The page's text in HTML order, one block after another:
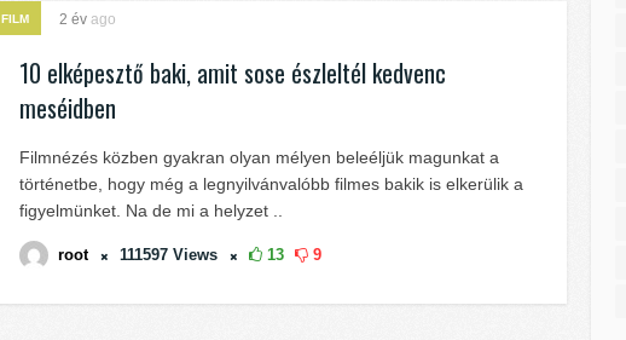
FILM 2 év ago
10 elképesztő baki, amit sose észleltél kedvenc
meséidben
Filmnézés közben gyakran olyan mélyen beleéljük magunkat a
történetbe, hogy még a legnyilvánvalóbb filmes bakik is elkerülik a
figyelmünket. Na de mi a helyzet ..
root 111597 Views 13 9